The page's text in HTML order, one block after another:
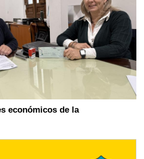
económicos de la